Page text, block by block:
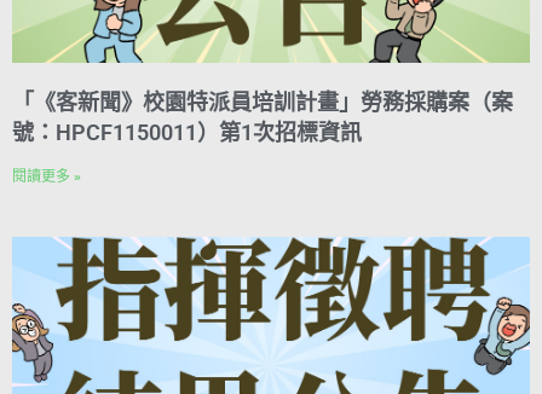
「《客新聞》校園特派員培訓計畫」勞務採購案（案
號：HPCF1150011）第1次招標資訊
閱讀更多 »